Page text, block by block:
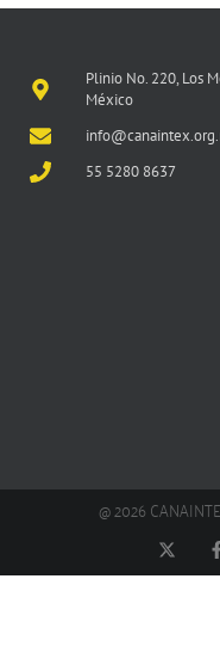
Plinio No. 220, Los
México
55 5280 8637
@ 2026